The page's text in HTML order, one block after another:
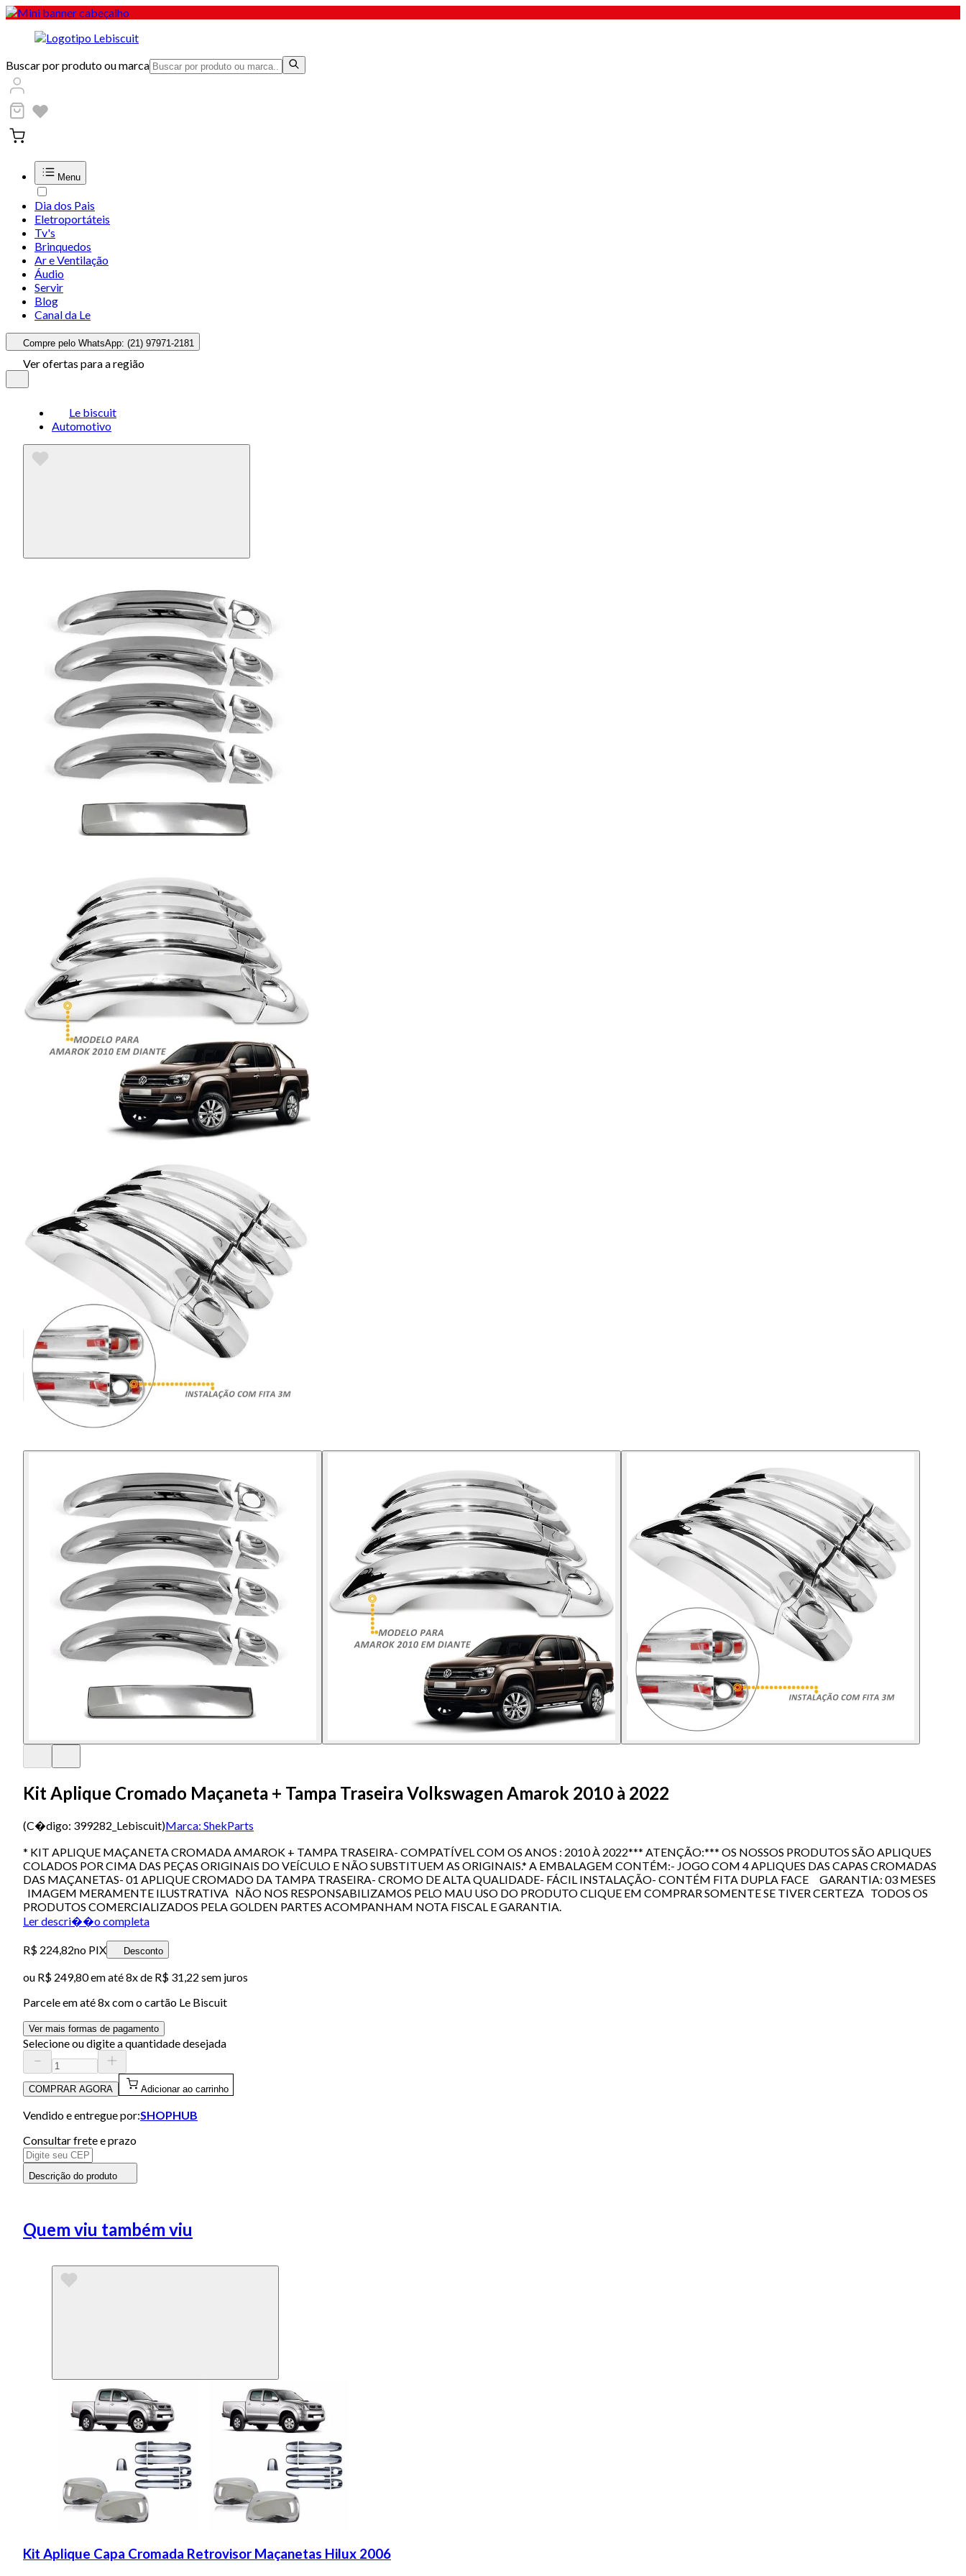
Buscar por produto ou marca
Menu
Dia dos Pais
Eletroportáteis
Tv's
Brinquedos
Ar e Ventilação
Áudio
Servir
Blog
Canal da Le
Compre pelo WhatsApp: (21) 97971-2181
Ver ofertas para a região
Le biscuit
Automotivo
Kit Aplique Cromado Maçaneta + Tampa Traseira Volkswagen Amarok 2010 à 2022
(C�digo: 399282_Lebiscuit)Marca: ShekParts
* KIT APLIQUE MAÇANETA CROMADA AMAROK + TAMPA TRASEIRA- COMPATÍVEL COM OS ANOS : 2010 À 2022*** ATENÇÃO:*** OS NOSSOS PRODUTOS SÃO APLIQUES
COLADOS POR CIMA DAS PEÇAS ORIGINAIS DO VEÍCULO E NÃO SUBSTITUEM AS ORIGINAIS.* A EMBALAGEM CONTÉM:- JOGO COM 4 APLIQUES DAS CAPAS CROMADAS
DAS MAÇANETAS- 01 APLIQUE CROMADO DA TAMPA TRASEIRA- CROMO DE ALTA QUALIDADE- FÁCIL INSTALAÇÃO- CONTÉM FITA DUPLA FACE GARANTIA: 03 MESES
IMAGEM MERAMENTE ILUSTRATIVA NÃO NOS RESPONSABILIZAMOS PELO MAU USO DO PRODUTO CLIQUE EM COMPRAR SOMENTE SE TIVER CERTEZA TODOS OS
PRODUTOS COMERCIALIZADOS PELA GOLDEN PARTES ACOMPANHAM NOTA FISCAL E GARANTIA.
Ler descri��o completa
R$ 224,82no PIX Desconto
ou R$ 249,80em até8x de R$ 31,22 sem juros
Parcele em até8x com o cartão Le Biscuit
Ver mais formas de pagamento
Selecione ou digite a quantidade desejada
COMPRAR AGORA Adicionar ao carrinho
Vendido e entregue por:SHOPHUB
Consultar frete e prazo
Descrição do produto
Quem viu também viu
Kit Aplique Capa Cromada Retrovisor Maçanetas Hilux 2006